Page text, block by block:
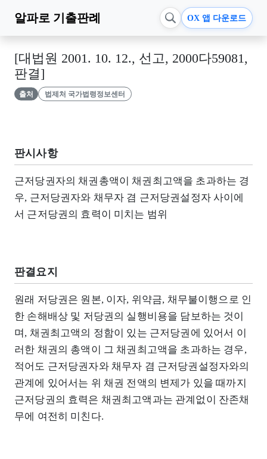
알파로 기출판례 OX 앱 다운로드
[대법원 2001. 10. 12., 선고, 2000다59081,
판결]
출처 법제처 국가법령정보센터
판시사항
근저당권자의 채권총액이 채권최고액을 초과하는 경
우, 근저당권자와 채무자 겸 근저당권설정자 사이에
서 근저당권의 효력이 미치는 범위
판결요지
원래 저당권은 원본, 이자, 위약금, 채무불이행으로 인
한 손해배상 및 저당권의 실행비용을 담보하는 것이
며, 채권최고액의 정함이 있는 근저당권에 있어서 이
러한 채권의 총액이 그 채권최고액을 초과하는 경우,
적어도 근저당권자와 채무자 겸 근저당권설정자와의
관계에 있어서는 위 채권 전액의 변제가 있을 때까지
근저당권의 효력은 채권최고액과는 관계없이 잔존채
무에 여전히 미친다.